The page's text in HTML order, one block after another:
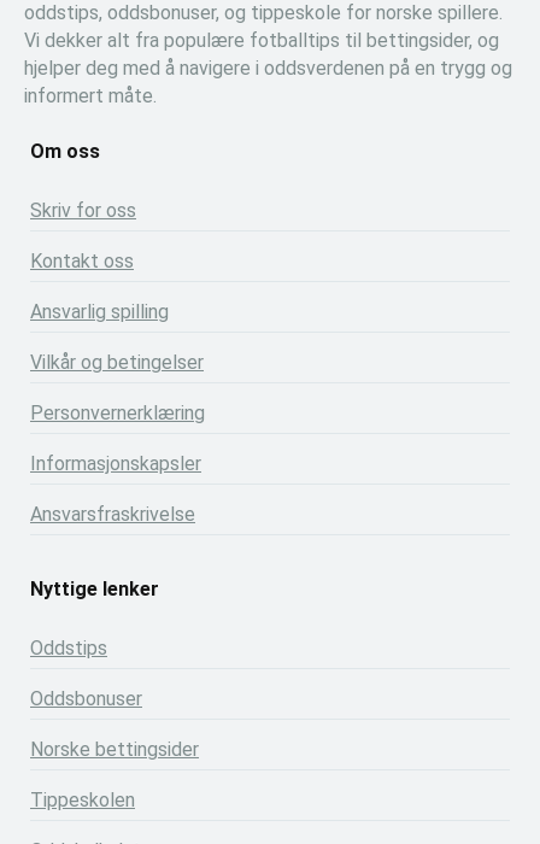
oddstips, oddsbonuser, og tippeskole for norske spillere.
Vi dekker alt fra populære fotballtips til bettingsider, og
hjelper deg med å navigere i oddsverdenen på en trygg og
informert måte.
Om oss
Skriv for oss
Kontakt oss
Ansvarlig spilling
Vilkår og betingelser
Personvernerklæring
Informasjonskapsler
Ansvarsfraskrivelse
Nyttige lenker
Oddstips
Oddsbonuser
Norske bettingsider
Tippeskolen